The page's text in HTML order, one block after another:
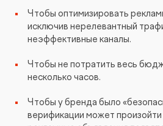
Чтобы оптимизировать
исключив нерелевантный
неэффективные каналы.
Чтобы не потратить весь
несколько часов.
Чтобы у бренда было
верификации может произойти